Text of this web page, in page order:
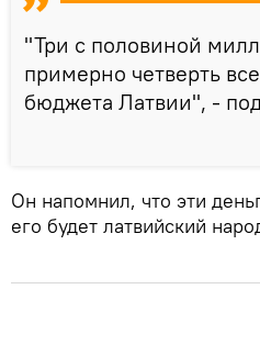
"Три с половиной
примерно четверть
бюджета Латвии", -
Он напомнил, что эти
его будет латвийский